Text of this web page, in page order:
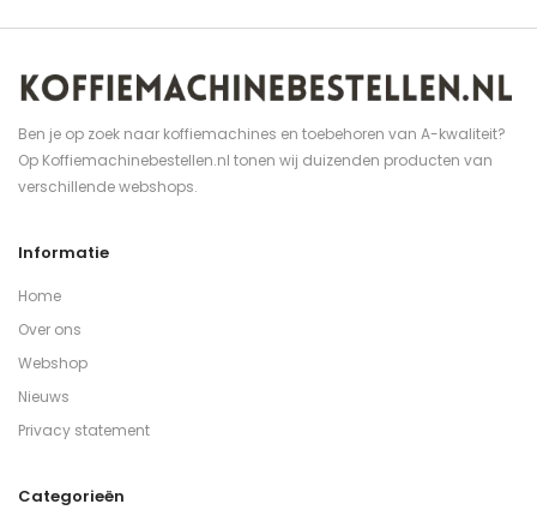
Ben je op zoek naar koffiemachines en toebehoren van A-kwaliteit?
Op Koffiemachinebestellen.nl tonen wij duizenden producten van
verschillende webshops.
Informatie
Home
Over ons
Webshop
Nieuws
Privacy statement
Categorieën